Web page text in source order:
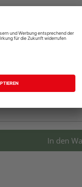
bestellen
Händler abholen
In den